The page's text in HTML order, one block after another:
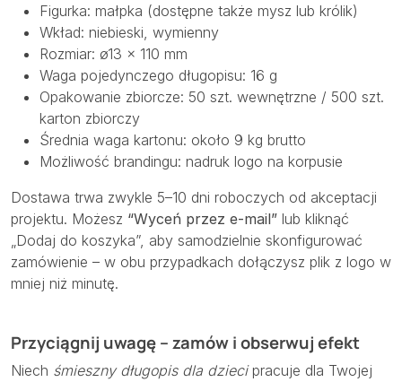
Figurka: małpka (dostępne także mysz lub królik)
Wkład: niebieski, wymienny
Rozmiar: ø13 × 110 mm
Waga pojedynczego długopisu: 16 g
Opakowanie zbiorcze: 50 szt. wewnętrzne / 500 szt.
karton zbiorczy
Średnia waga kartonu: około 9 kg brutto
Możliwość brandingu: nadruk logo na korpusie
Dostawa trwa zwykle 5–10 dni roboczych od akceptacji
projektu. Możesz “Wyceń przez e-mail” lub kliknąć
„Dodaj do koszyka”, aby samodzielnie skonfigurować
zamówienie – w obu przypadkach dołączysz plik z logo w
mniej niż minutę.
Przyciągnij uwagę – zamów i obserwuj efekt
Niech śmieszny długopis dla dziecipracuje dla Twojej